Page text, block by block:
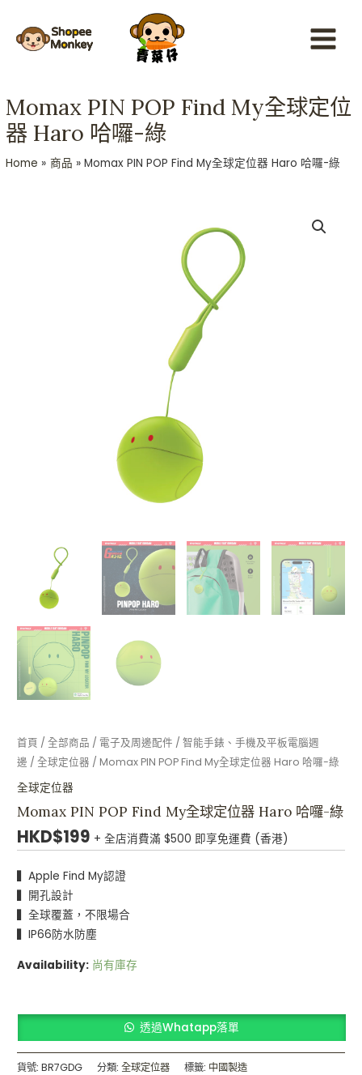
content
Menu
Momax PIN POP Find My全球定位
器 Haro 哈囉-綠
Home 商品 Momax PIN POP Find My全球定位器 Haro 哈囉-綠
首頁 /全部商品 / 電子及周邊配件 /智能手錶、手機及平板電腦週
邊 /全球定位器 / Momax PIN POP Find My全球定位器 Haro 哈囉-綠
全球定位器
Momax PIN POP Find My全球定位器 Haro 哈囉-綠
HKD$199 + 全店消費滿 $500 即享免運費 (香港)
▍Apple Find My認證
▍開孔設計
▍全球覆蓋，不限場合
▍IP66防水防塵
Availability: 尚有庫存
透過Whatapp落單
貨號:BR7GDG 分類:全球定位器 標籤: 中國製造